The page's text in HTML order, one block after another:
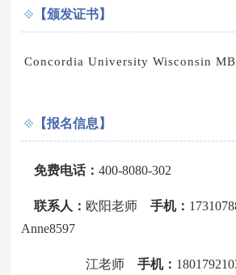
【颁发证书】
Concordia University Wisconsin
【报名信息】
免费电话：400-8080-302
联系人： 欧阳老师手机：
Anne8597
江老师手机：